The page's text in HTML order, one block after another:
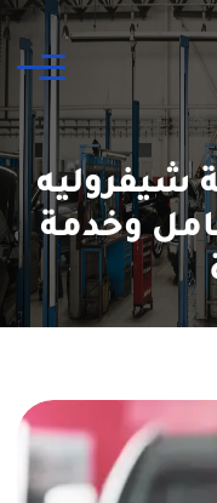
شيفروليه
وخدمة